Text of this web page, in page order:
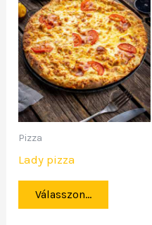
Pizza
Lady pizza
Válasszon...